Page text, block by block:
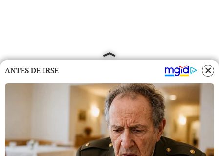
ANTES DE IRSE